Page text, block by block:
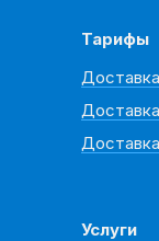
Услуги
Тарифы